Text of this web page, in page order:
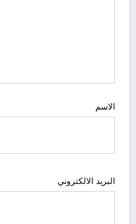
الاسم
البريد الالكتروني